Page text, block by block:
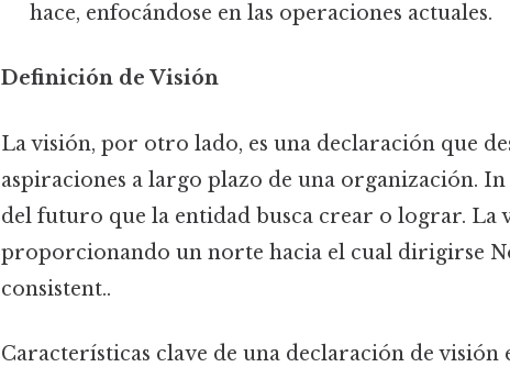
hace, enfocándose en las operaciones actuales.
Definición de Visión
La visión, por otro lado, es una declaración que
aspiraciones a largo plazo de una organización.
del futuro que la entidad busca crear o lograr. La
proporcionando un norte hacia el cual dirigirse
consistent..
Características clave de una declaración de visión